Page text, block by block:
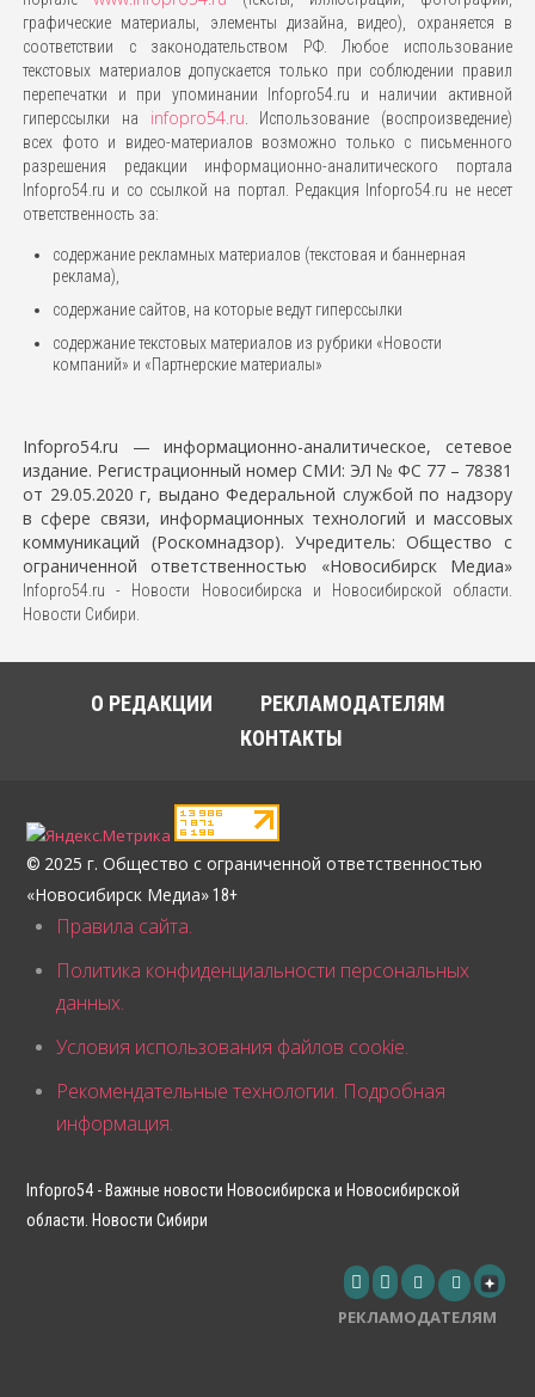
графические материалы, элементы дизайна, видео), охраняется в
соответствии с законодательством РФ. Любое использование
текстовых материалов допускается только при соблюдении правил
перепечатки и при упоминании Infopro54.ru и наличии активной
гиперссылки на infopro54.ru. Использование (воспроизведение)
всех фото и видео-материалов возможно только с письменного
разрешения редакции информационно-аналитического портала
Infopro54.ru и со ссылкой на портал. Редакция Infopro54.ru не несет
ответственность за:
содержание рекламных материалов (текстовая и баннерная
реклама),
содержание сайтов, на которые ведут гиперссылки
содержание текстовых материалов из рубрики «Новости
компаний» и «Партнерские материалы»
Infopro54.ru — информационно-аналитическое, сетевое
издание. Регистрационный номер СМИ: ЭЛ № ФС 77 – 78381
от 29.05.2020 г, выдано Федеральной службой по надзору
в сфере связи, информационных технологий и массовых
коммуникаций (Роскомнадзор). Учредитель: Общество с
ограниченной ответственностью «Новосибирск Медиа»
Infopro54.ru - Новости Новосибирска и Новосибирской области.
Новости Сибири.
О РЕДАКЦИИ
РЕКЛАМОДАТЕЛЯМ
КОНТАКТЫ
© 2025 г. Общество с ограниченной ответственностью
«Новосибирск Медиа»18+
Правила сайта.
Политика конфиденциальности персональных
данных.
Условия использования файлов cookie.
Рекомендательные технологии. Подробная
информация.
Infopro54 - Важные новости Новосибирска и Новосибирской
области. Новости Сибири
РЕКЛАМОДАТЕЛЯМ